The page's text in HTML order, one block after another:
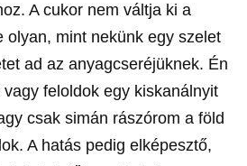
A cukor nem váltja ki a
olyan, mint nekünk egy szelet
ad az anyagcseréjüknek. Én
feloldok egy kiskanálnyit
csak simán rászórom a föld
A hatás pedig elképesztő,